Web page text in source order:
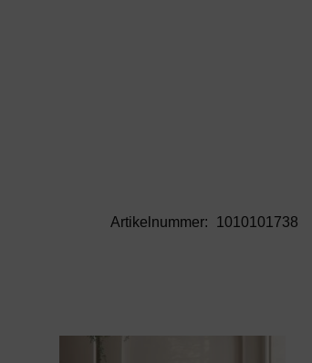
Artikelnummer: 1010101738